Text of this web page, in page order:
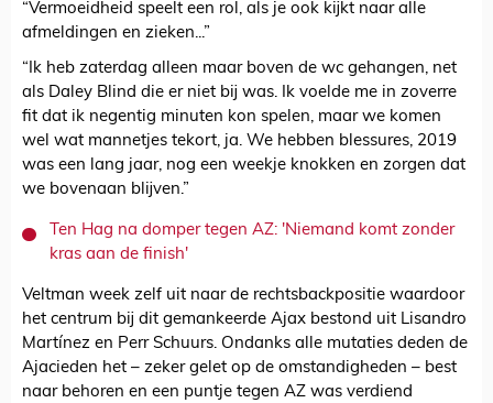
“Vermoeidheid speelt een rol, als je ook kijkt naar alle
afmeldingen en zieken...”
“Ik heb zaterdag alleen maar boven de wc gehangen, net
als Daley Blind die er niet bij was. Ik voelde me in zoverre
fit dat ik negentig minuten kon spelen, maar we komen
wel wat mannetjes tekort, ja. We hebben blessures, 2019
was een lang jaar, nog een weekje knokken en zorgen dat
we bovenaan blijven.”
Ten Hag na domper tegen AZ: 'Niemand komt zonder
kras aan de finish'
Veltman week zelf uit naar de rechtsbackpositie waardoor
het centrum bij dit gemankeerde Ajax bestond uit Lisandro
Martínez en Perr Schuurs. Ondanks alle mutaties deden de
Ajacieden het – zeker gelet op de omstandigheden – best
naar behoren en een puntje tegen AZ was verdiend